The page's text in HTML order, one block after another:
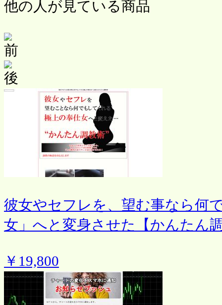
他の人が見ている商品
彼女やセフレを、望む事なら何
女」へと変身させた【かんたん
￥19,800